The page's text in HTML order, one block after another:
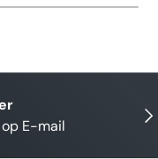
E-mail